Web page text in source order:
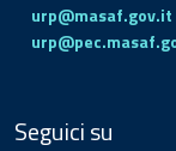
urp@masaf.gov.it
Seguici su